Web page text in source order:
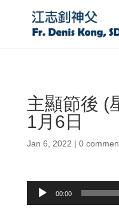
主顯節後 (
1月6日
Jan 6, 2022 | 0
Audio
00:00